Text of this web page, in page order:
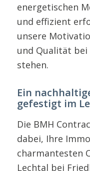
energetischen
und effizient
unsere
und Qualität bei
stehen.
Ein
gefestigt im
Die BMH
dabei, Ihre
charmantesten
Lechtal bei